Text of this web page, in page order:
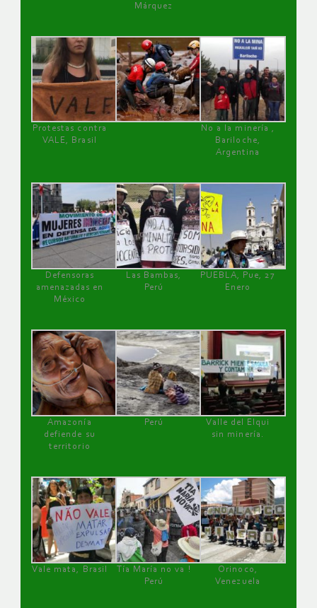
Márquez
Protestas contra
VALE, Brasil
No a la minería ,
Bariloche,
Argentina
Defensoras
amenazadas en
México
Las Bambas,
Perú
PUEBLA, Pue, 27
Enero
Amazonía
defiende su
territorio
Perú
Valle del Elqui
sin minería.
Vale mata, Brasil
Tía María no va !
Perú
Orinoco,
Venezuela